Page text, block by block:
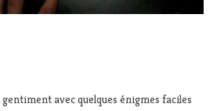
avec quelques énigmes faciles